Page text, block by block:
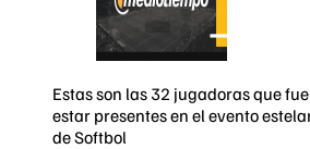
Estas son las 32 jugadoras que
estar presentes en el evento
de Softbol